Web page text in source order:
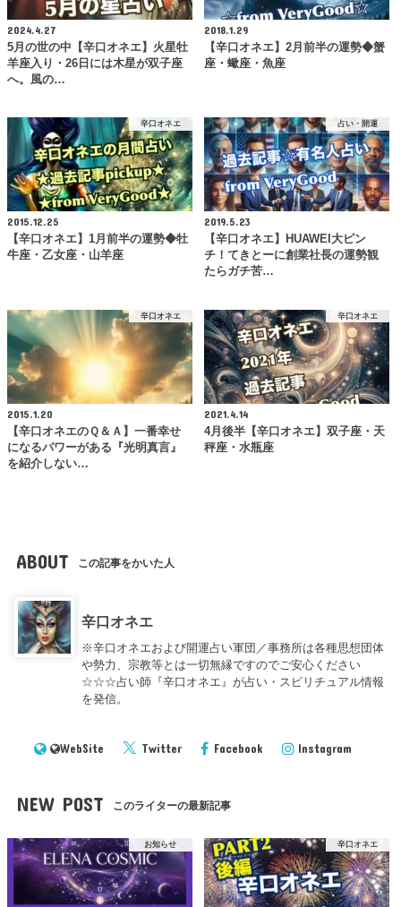
2024.4.27
5月の世の中【辛口オネエ】火星牡
羊座入り・26日には木星が双子座
へ。風の…
2018.1.29
【辛口オネエ】2月前半の運勢◆蟹
座・蠍座・魚座
辛口オネエ
2015.12.25
【辛口オネエ】1月前半の運勢◆牡
牛座・乙女座・山羊座
占い・開運
2019.5.23
【辛口オネエ】HUAWEI大ピン
チ！てきとーに創業社長の運勢観
たらガチ苦…
辛口オネエ
2015.1.20
【辛口オネエのＱ＆Ａ】一番幸せ
になるパワーがある『光明真言』
を紹介しない…
辛口オネエ
2021.4.14
4月後半【辛口オネエ】双子座・天
秤座・水瓶座
ABOUT この記事をかいた人
辛口オネエ
※辛口オネエおよび開運占い軍団／事務所は各種思想団体
や勢力、宗教等とは一切無縁ですのでご安心ください
☆☆☆占い師『辛口オネエ』が占い・スピリチュアル情報
を発信。
WebSite Twitter Facebook Instagram
NEW POST このライターの最新記事
お知らせ 辛口オネエ